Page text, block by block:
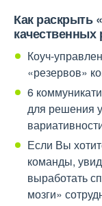
Как раскрыть
качественных
Коуч-
«резервов»
6
для решения
Если Вы
команды,
выработать
мозги»